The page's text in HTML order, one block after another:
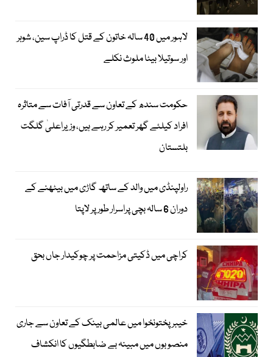
لاہور میں 40 سالہ خاتون کے قتل کا ڈراپ سین، شوہر
اور سوتیلا بیٹا ملوث نکلے
حکومت سندھ کے تعاون سے قدرتی آفات سے متاثرہ
افراد کیلئے گھر تعمیر کر رہے ہیں، وزیراعلیٰ گلگت
بلتستان
راولپنڈی میں والد کے ساتھ گاڑی میں بیٹھنے کے
دوران 6 سالہ بچی پراسرار طور پر لاپتا
کراچی میں ڈکیتی مزاحمت پر چوکیدار جاں بحق
خیبرپختونخوا میں عالمی بینک کے تعاون سے جاری
منصوبوں میں مبینہ بے ضابطگیوں کا انکشاف